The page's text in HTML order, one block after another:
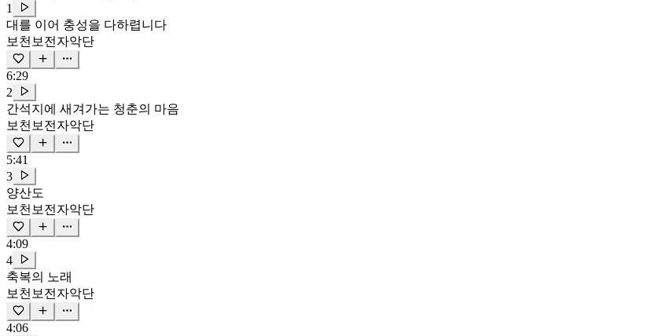
1
대를 이어 충성을 다하렵니다
보천보전자악단
6:29
2
간석지에 새겨가는 청춘의 마음
보천보전자악단
5:41
3
양산도
보천보전자악단
4:09
4
축복의 노래
보천보전자악단
4:06